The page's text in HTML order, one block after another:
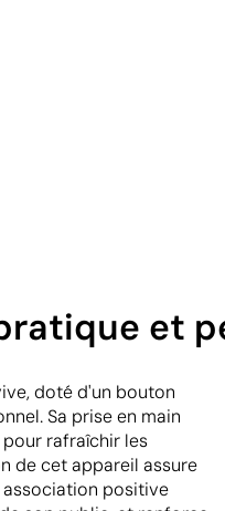
et
doté d'un bouton
Sa prise en main
rafraîchir les
de cet appareil assure
association positive